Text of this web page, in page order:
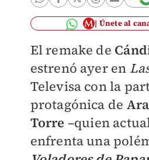
Únete al
El remake de
estrenó ayer en
Televisa con la
protagónica de
Torre –quien
enfrenta una